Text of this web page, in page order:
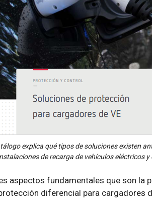
explica qué tipos de soluciones existen
de recarga de vehículos eléctricos
aspectos fundamentales que son la
diferencial para cargadores